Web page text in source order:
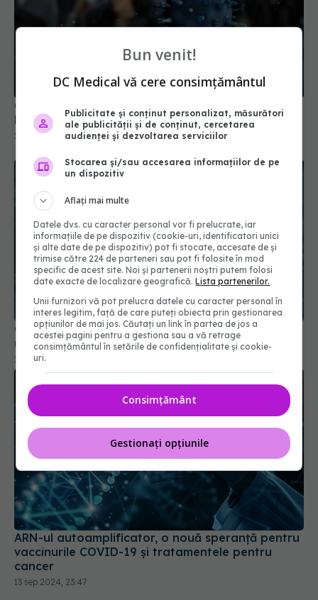
Creștere îngrijorătoare a cazurilor COVID-19 în
25 aug 2025, 22:31
Greșeala teribilă din pandemia de COVID care a
ucis zeci de mii de oameni
21 noi 2025, 18:08
ARN-ul autoamplificator, o nouă speranță pentru
vaccinurile COVID-19 și tratamentele pentru
cancer
13 sep 2024, 23:47
Bun venit!
DC Medical vă cere consimțământul
Publicitate și conținut personalizat, măsurători
ale publicității și de conținut, cercetarea
audienței și dezvoltarea serviciilor
Stocarea și/sau accesarea informațiilor de pe
un dispozitiv
Aflați mai multe
Datele dvs. cu caracter personal vor fi prelucrate, iar
informațiile de pe dispozitiv (cookie-uri, identificatori unici
și alte date de pe dispozitiv) pot fi stocate, accesate de și
trimise către 224 de parteneri sau pot fi folosite în mod
specific de acest site. Noi și partenerii noștri putem folosi
date exacte de localizare geografică.Lista partenerilor.
Unii furnizori vă pot prelucra datele cu caracter personal în
interes legitim, față de care puteți obiecta prin gestionarea
opțiunilor de mai jos. Căutați un link în partea de jos a
acestei pagini pentru a gestiona sau a vă retrage
consimțământul în setările de confidențialitate și cookie-
uri.
Consimțământ
Gestionați opțiunile